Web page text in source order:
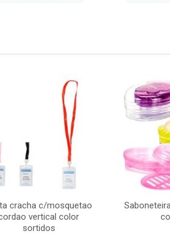
cracha c/mosquetao
vertical color
sortidos